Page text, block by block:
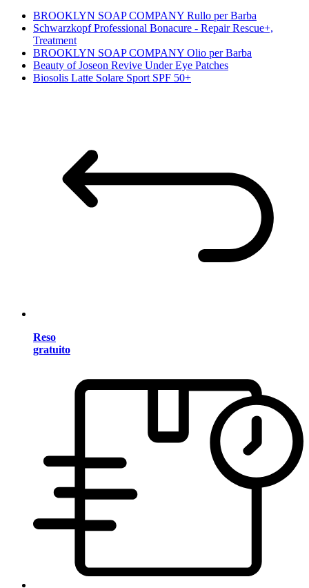
BROOKLYN SOAP COMPANY Rullo per Barba
Schwarzkopf Professional Bonacure - Repair Rescue+,
Treatment
BROOKLYN SOAP COMPANY Olio per Barba
Beauty of Joseon Revive Under Eye Patches
Biosolis Latte Solare Sport SPF 50+
Reso
gratuito